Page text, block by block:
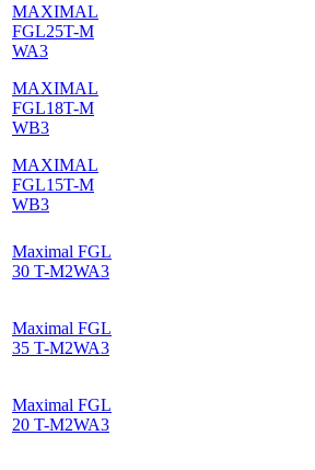
MAXIMAL
FGL25T-M
WA3
MAXIMAL
FGL18T-M
WB3
MAXIMAL
FGL15T-M
WB3
Maximal FGL
30 T-M2WA3
Maximal FGL
35 T-M2WA3
Maximal FGL
20 T-M2WA3